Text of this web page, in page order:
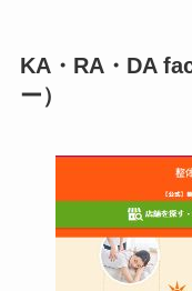
KA・RA・DA
ー）